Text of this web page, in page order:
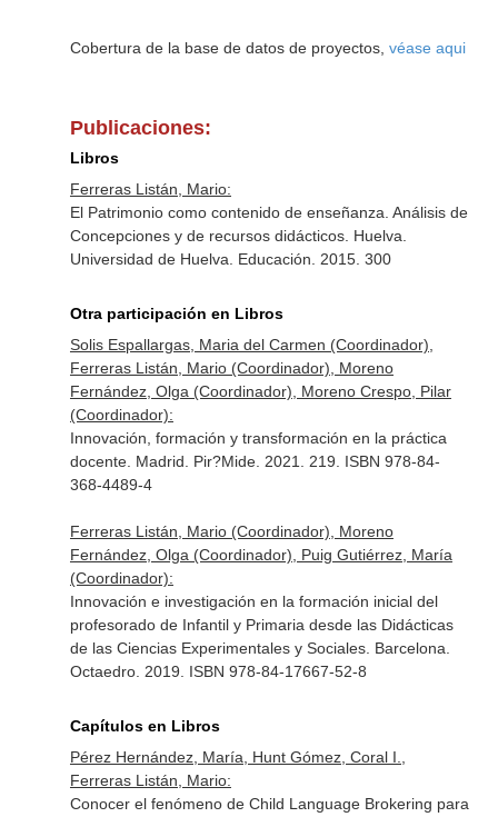
Cobertura de la base de datos de proyectos, véase aqui
Publicaciones:
Libros
Ferreras Listán, Mario:
El Patrimonio como contenido de enseñanza. Análisis de
Concepciones y de recursos didácticos. Huelva.
Universidad de Huelva. Educación. 2015. 300
Otra participación en Libros
Solis Espallargas, Maria del Carmen (Coordinador),
Ferreras Listán, Mario (Coordinador), Moreno
Fernández, Olga (Coordinador), Moreno Crespo, Pilar
(Coordinador):
Innovación, formación y transformación en la práctica
docente. Madrid. Pir?Mide. 2021. 219. ISBN 978-84-
368-4489-4
Ferreras Listán, Mario (Coordinador), Moreno
Fernández, Olga (Coordinador), Puig Gutiérrez, María
(Coordinador):
Innovación e investigación en la formación inicial del
profesorado de Infantil y Primaria desde las Didácticas
de las Ciencias Experimentales y Sociales. Barcelona.
Octaedro. 2019. ISBN 978-84-17667-52-8
Capítulos en Libros
Pérez Hernández, María, Hunt Gómez, Coral I.,
Ferreras Listán, Mario:
Conocer el fenómeno de Child Language Brokering para